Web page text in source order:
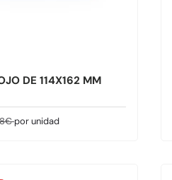
DE 114X162 MM
venta
normal
por unidad